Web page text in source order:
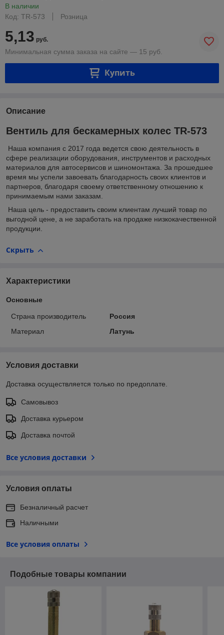
В наличии
Код: TR-573
Розница
5,13 руб.
Минимальная сумма заказа на сайте — 15 руб.
Купить
Описание
Вентиль для бескамерных колес TR-573
Наша компания с 2017 года ведется свою деятельность в
сфере реализации оборудования, инструментов и расходных
материалов для автосервисов и шиномонтажа. За прошедшее
время мы успели завоевать благодарность своих клиентов и
партнеров, благодаря своему ответственному отношению к
принимаемым нами заказам.
Наша цель - предоставить своим клиентам лучший товар по
выгодной цене, а не заработать на продаже низкокачественной
продукции.
Скрыть
Характеристики
Основные
Страна производитель
Россия
Материал
Латунь
Условия доставки
Доставка осуществляется только по предоплате.
Самовывоз
Доставка курьером
Доставка почтой
Все условия доставки
Условия оплаты
Безналичный расчет
Наличными
Все условия оплаты
Подобные товары компании